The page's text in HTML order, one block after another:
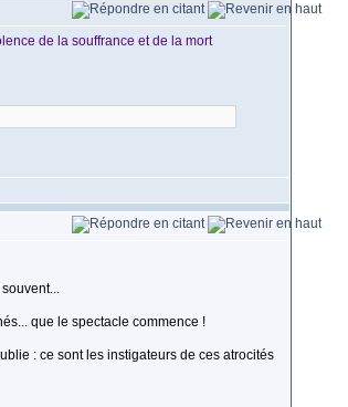
de la souffrance et de la mort
que le spectacle commence !
: ce sont les instigateurs de ces atrocités